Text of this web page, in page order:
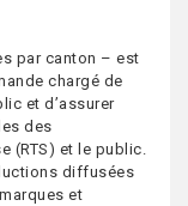
par canton – est
chargé de
et d’assurer
des
(RTS) et le public.
diffusées
et